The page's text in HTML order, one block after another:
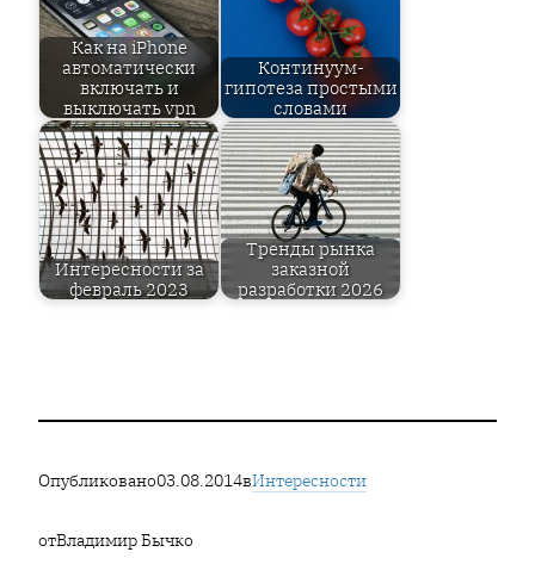
Как на iPhone
автоматически
включать и
выключать vpn
Континуум-
гипотеза простыми
словами
Интересности за
февраль 2023
Тренды рынка
заказной
разработки 2026
Опубликовано03.08.2014вИнтересности
отВладимир Бычко